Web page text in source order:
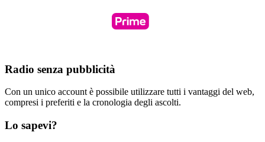
Radio senza pubblicità
Con un unico account è possibile utilizzare tutti i vantaggi del web,
compresi i preferiti e la cronologia degli ascolti.
Lo sapevi?